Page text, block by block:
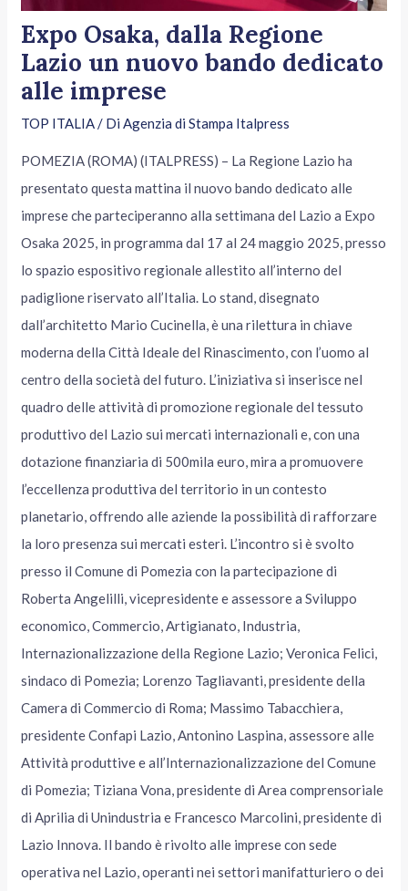
Expo Osaka, dalla Regione
Lazio un nuovo bando dedicato
alle imprese
TOP ITALIA/ DiAgenzia di Stampa Italpress
POMEZIA (ROMA) (ITALPRESS) – La Regione Lazio ha
presentato questa mattina il nuovo bando dedicato alle
imprese che parteciperanno alla settimana del Lazio a Expo
Osaka 2025, in programma dal 17 al 24 maggio 2025, presso
lo spazio espositivo regionale allestito all’interno del
padiglione riservato all’Italia. Lo stand, disegnato
dall’architetto Mario Cucinella, è una rilettura in chiave
moderna della Città Ideale del Rinascimento, con l’uomo al
centro della società del futuro. L’iniziativa si inserisce nel
quadro delle attività di promozione regionale del tessuto
produttivo del Lazio sui mercati internazionali e, con una
dotazione finanziaria di 500mila euro, mira a promuovere
l’eccellenza produttiva del territorio in un contesto
planetario, offrendo alle aziende la possibilità di rafforzare
la loro presenza sui mercati esteri. L’incontro si è svolto
presso il Comune di Pomezia con la partecipazione di
Roberta Angelilli, vicepresidente e assessore a Sviluppo
economico, Commercio, Artigianato, Industria,
Internazionalizzazione della Regione Lazio; Veronica Felici,
sindaco di Pomezia; Lorenzo Tagliavanti, presidente della
Camera di Commercio di Roma; Massimo Tabacchiera,
presidente Confapi Lazio, Antonino Laspina, assessore alle
Attività produttive e all’Internazionalizzazione del Comune
di Pomezia; Tiziana Vona, presidente di Area comprensoriale
di Aprilia di Unindustria e Francesco Marcolini, presidente di
Lazio Innova. Il bando è rivolto alle imprese con sede
operativa nel Lazio, operanti nei settori manifatturiero o dei